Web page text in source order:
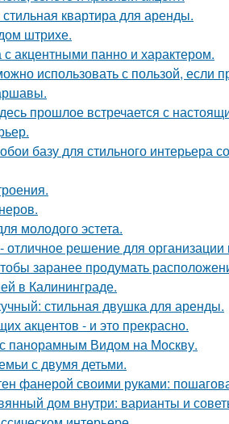
квартира для аренды.
штрихе.
акцентными панно и характером.
использовать с пользой, если
прошлое встречается с
базу для стильного интерьера
молодого эстета.
отличное решение для организации
заранее продумать
в Калининграде.
стильная двушка для аренды.
акцентов - и это прекрасно.
панорамным Видом на Москву.
с двумя детьми.
фанерой своими руками:
дом внутри: варианты и